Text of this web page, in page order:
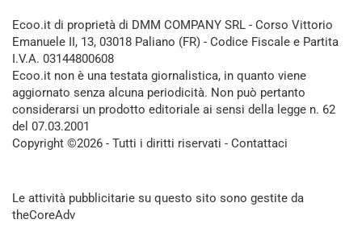
Ecoo.it di proprietà di DMM COMPANY SRL - Corso Vittorio
Emanuele II, 13, 03018 Paliano (FR) - Codice Fiscale e Partita
I.V.A. 03144800608
Ecoo.it non è una testata giornalistica, in quanto viene
aggiornato senza alcuna periodicità. Non può pertanto
considerarsi un prodotto editoriale ai sensi della legge n. 62
del 07.03.2001
Copyright ©2026 - Tutti i diritti riservati - Contattaci
Le attività pubblicitarie su questo sito sono gestite da
theCoreAdv